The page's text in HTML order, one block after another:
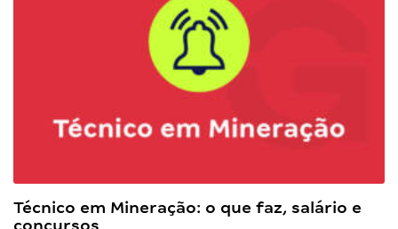
Técnico em Mineração: o que faz, salário e
concursos